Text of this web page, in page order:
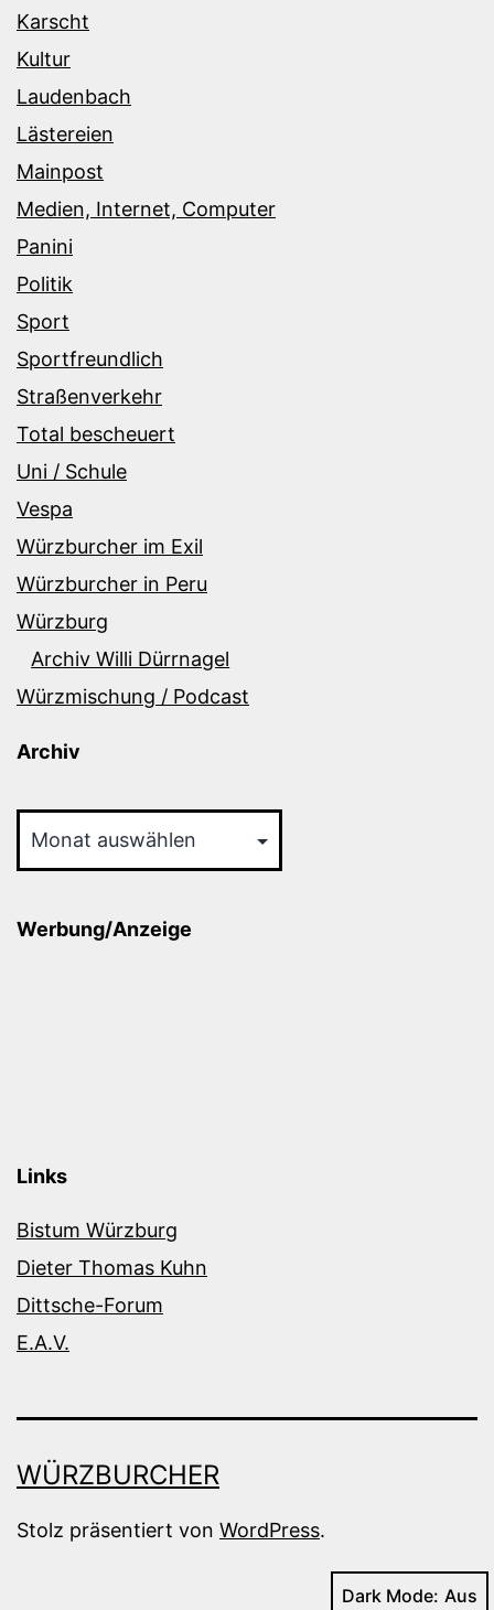
Karscht
Kultur
Laudenbach
Lästereien
Mainpost
Medien, Internet, Computer
Panini
Politik
Sport
Sportfreundlich
Straßenverkehr
Total bescheuert
Uni / Schule
Vespa
Würzburcher im Exil
Würzburcher in Peru
Würzburg
Archiv Willi Dürrnagel
Würzmischung / Podcast
Archiv
Werbung/Anzeige
Links
Bistum Würzburg
Dieter Thomas Kuhn
Dittsche-Forum
E.A.V.
WÜRZBURCHER
Stolz präsentiert von WordPress.
Dark Mode: